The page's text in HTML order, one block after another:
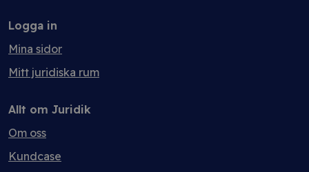
Logga in
Mina sidor
Mitt juridiska rum
Allt om Juridik
Om oss
Kundcase